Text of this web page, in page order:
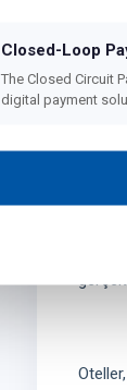
3
Closed-Loop
The Closed Circuit
digital payment